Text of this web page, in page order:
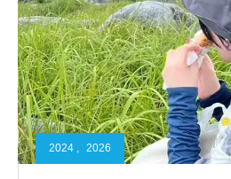
2024 , 2026